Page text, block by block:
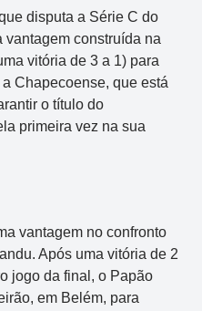
disputa a Série C do
vantagem construída na
vitória de 3 a 1) para
Chapecoense, que está
o título do
primeira vez na sua
vantagem no confronto
Após uma vitória de 2
jogo da final, o Papão
em Belém, para